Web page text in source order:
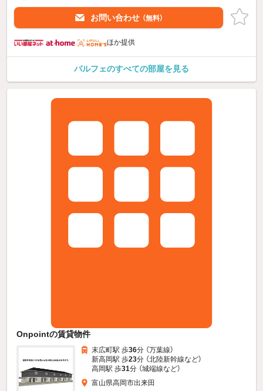
お問い合わせ （無料）
ほか提供
パルフェのすべての部屋を見る
Onpointの賃貸物件
末広町駅 歩36分 （万葉線）
新高岡駅 歩23分 （北陸新幹線など）
高岡駅 歩31分 （城端線など）
富山県高岡市出来田